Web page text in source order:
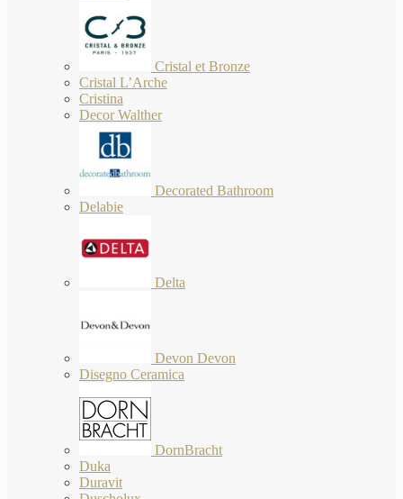
Cristal et Bronze
Cristal L’Arche
Cristina
Decor Walther
Decorated Bathroom
Delabie
Delta
Devon Devon
Disegno Ceramica
DornBracht
Duka
Duravit